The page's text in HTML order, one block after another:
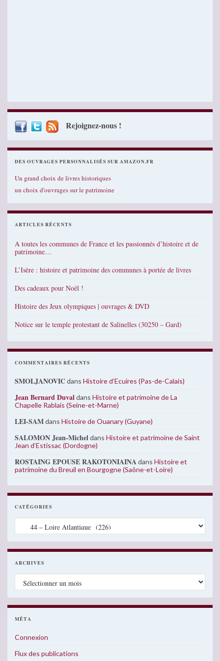
Rejoignez-nous !
DES OUVRAGES PERSONNALISÉS SUR AMAZON.FR
Un grand choix de livres historiques
un choix d'ouvrages sur le patrimoine
ARTICLES RÉCENTS
A toutes les communes de France et les passionnés d’histoire et de
patrimoine…
L’Isère : histoire et patrimoine des communes à portée de livres
Des cadeaux pour Noël !
Histoire des Jeux olympiques | ouvrages & DVD
Notice sur le temple protestant de Salinelles (30250 – Gard)
COMMENTAIRES RÉCENTS
SMOLJANOVICdans Histoire d’Ecuires (Pas-de-Calais)
Jean Bernard Duvaldans Histoire et patrimoine de La
Chapelle Rablais (Seine-et-Marne)
LEI-SAMdans Histoire de Ouanary (Guyane)
SALOMON Jean-Micheldans Histoire et patrimoine de Saint
Jean d’Estissac (Dordogne)
ROSTAING EPOUSE RAKOTONIAINAdans Histoire et
patrimoine du Breuil en Bourgogne (Saône-et-Loire)
CATÉGORIES
Catégories
ARCHIVES
Archives
MÉTA
Connexion
Flux des publications